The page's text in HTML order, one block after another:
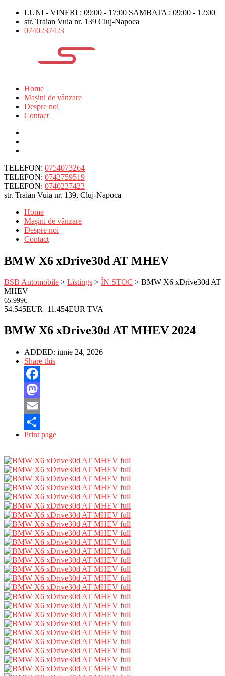
LUNI - VINERI : 09:00 - 17:00 SAMBATA : 09:00 - 12:00
str. Traian Vuia nr. 139 Cluj-Napoca
0740237423
Home
Mașini de vânzare
Despre noi
Contact
TELEFON: 0754073264
TELEFON: 0742759519
TELEFON: 0740237423
str. Traian Vuia nr. 139, Cluj-Napoca
Home
Mașini de vânzare
Despre noi
Contact
BMW X6 xDrive30d AT MHEV
BSB Automobile > Listings > ÎN STOC > BMW X6 xDrive30d AT
MHEV
65.999€
54.545EUR+11.454EUR TVA
BMW X6 xDrive30d AT MHEV 2024
ADDED: iunie 24, 2026
Share this
Facebook
Mastodon
Email
Partajează
Print page